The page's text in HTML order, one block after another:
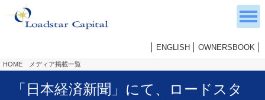
ENGLISH OWNERSBOOK
HOME メディア掲載一覧
「日本経済新聞」にて、ロードスタ